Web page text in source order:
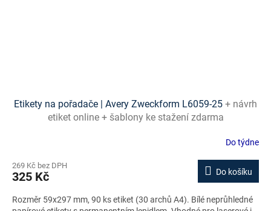
Etikety na pořadače | Avery Zweckform L6059-25 + návrh
etiket online + šablony ke stažení zdarma
Do týdne
269 Kč bez DPH
325 Kč Do košíku
Rozměr 59x297 mm, 90 ks etiket (30 archů A4). Bílé neprůhledné